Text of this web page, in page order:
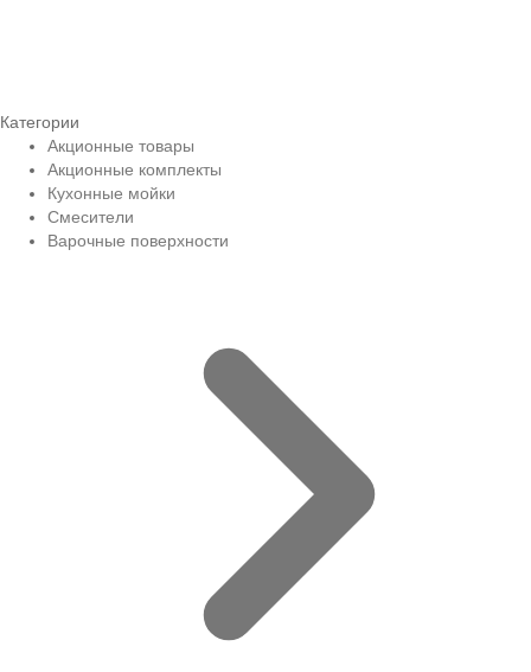
Категории
Акционные товары
Акционные комплекты
Кухонные мойки
Смесители
Варочные поверхности